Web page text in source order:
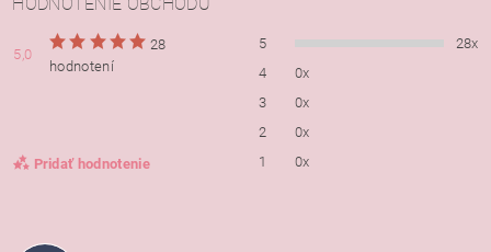
5,0
28
hodnotení
Pridať hodnotenie
5
28x
4
0x
3
0x
2
0x
1
0x